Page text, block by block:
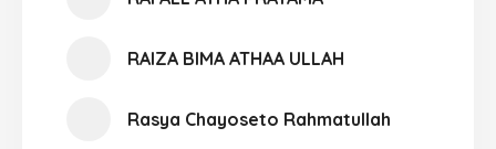
RAIZA BIMA ATHAA ULLAH
Rasya Chayoseto Rahmatullah